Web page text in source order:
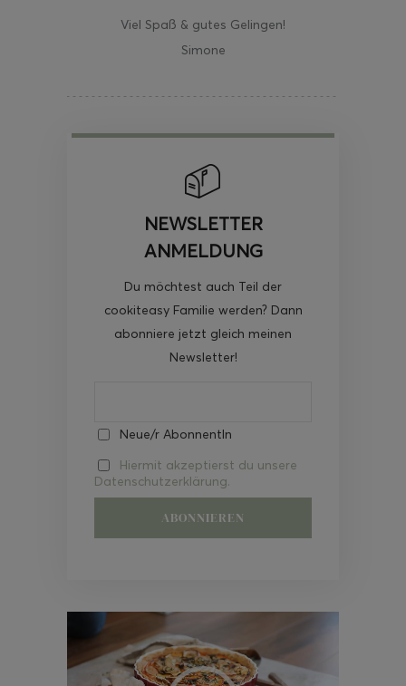
Viel Spaß & gutes Gelingen!
Simone
NEWSLETTER
ANMELDUNG
Du möchtest auch Teil der
cookiteasy Familie werden? Dann
abonniere jetzt gleich meinen
Newsletter!
Neue/r AbonnentIn
Hiermit akzeptierst du unsere
Datenschutzerklärung.
Video-